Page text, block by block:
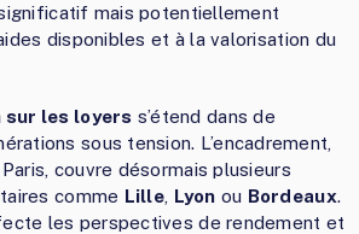
mais potentiellement
disponibles et à la valorisation du
les loyers s’étend dans de
sous tension. L’encadrement,
couvre désormais plusieurs
comme Lille, Lyon ou Bordeaux.
les perspectives de rendement et